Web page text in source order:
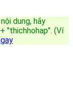
dung, hãy
"thichhohap". (Ví